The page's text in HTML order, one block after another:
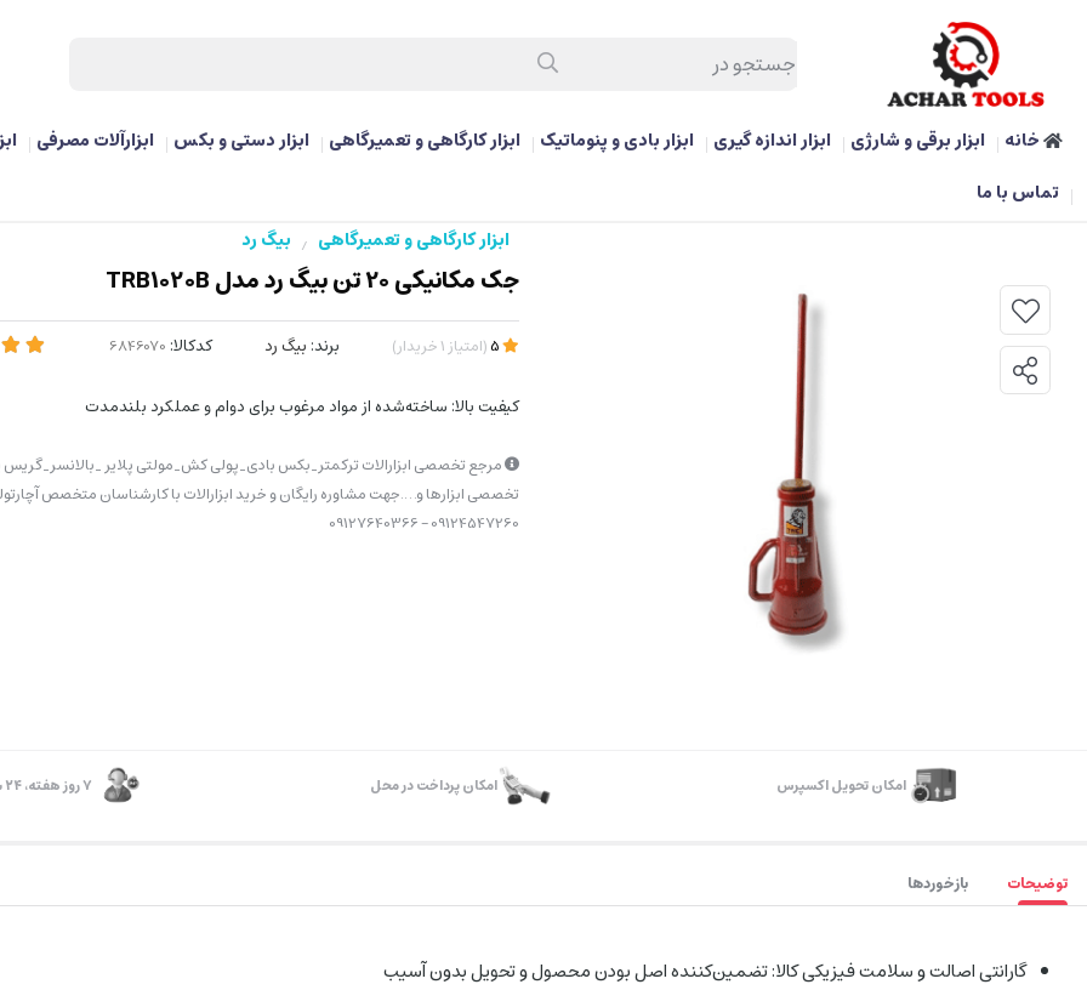
خانه ابزار برقی و شارژی ابزار اندازه گیری ابزار بادی و پنوماتیک ابزار کارگاهی و تعمیرگاهی ابزار دستی و بکس ابزارآلات مصرفی
تماس با ما
ابزار کارگاهی و تعمیرگاهی / بیگ رد
جک مکانیکی 20 تن بیگ رد مدل TRB1020B
(امتیاز 1خریدار) برند: بیگ رد کدکالا:
کیفیت بالا: ساخته‌شده از مواد مرغوب برای دوام و عملکرد بلندمدت
مرجع تخصصی ابزارالات ترکمتر_بکس بادی_پولی کش_مولتی پلایر
تخصصی ابزارها و….جهت مشاوره رایگان و خرید ابزارالات با کارشناسان متخصص
09124547260 – 09127640366
اﻣﮑﺎن ﺗﺤﻮﯾﻞ اﮐﺴﭙﺮس امکان پرداخت در محل ۷ روز ﻫﻔﺘﻪ، ۲۴ ﺳﺎﻋﺘﻪ
توضیحات بازخوردها
گارانتی اصالت و سلامت فیزیکی کالا: تضمین‌کننده اصل بودن محصول و تحویل بدون آسیب